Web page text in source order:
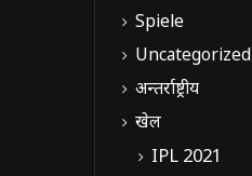
Spiele
Uncategorized
अन्तर्राष्ट्रीय
खेल
IPL 2021